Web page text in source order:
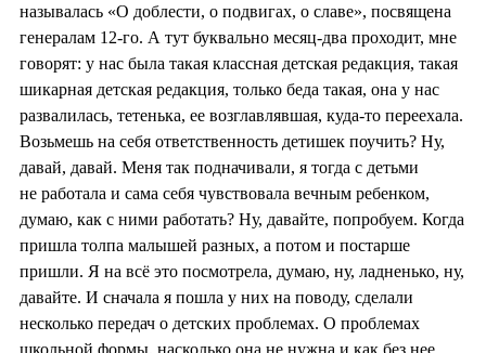
называлась «О доблести, о подвигах, о славе», посвящена
генералам 12-го. А тут буквально месяц-два проходит, мне
говорят: у нас была такая классная детская редакция, такая
шикарная детская редакция, только беда такая, она у нас
развалилась, тетенька, ее возглавлявшая, куда-то переехала.
Возьмешь на себя ответственность детишек поучить? Ну,
давай, давай. Меня так подначивали, я тогда с детьми
не работала и сама себя чувствовала вечным ребенком,
думаю, как с ними работать? Ну, давайте, попробуем. Когда
пришла толпа малышей разных, а потом и постарше
пришли. Я на всё это посмотрела, думаю, ну, ладненько, ну,
давайте. И сначала я пошла у них на поводу, сделали
несколько передач о детских проблемах. О проблемах
школьной формы, насколько она не нужна и как без нее